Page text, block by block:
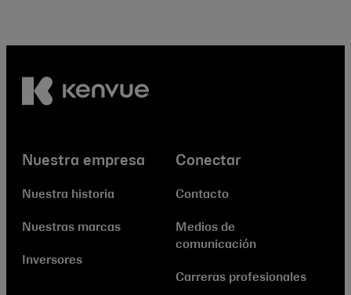
Nuestra empresa
Nuestra historia
Nuestras marcas
Inversores
Conectar
Contacto
Medios de
comunicación
Carreras profesionales